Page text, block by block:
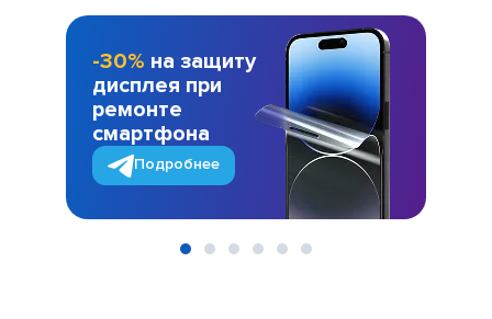
-30% на защиту
дисплея при
ремонте
смартфона
Подробнее